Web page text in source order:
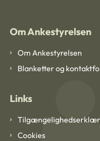
Om Ankestyrelsen
Om Ankestyrelsen
Blanketter og
Links
Cookies